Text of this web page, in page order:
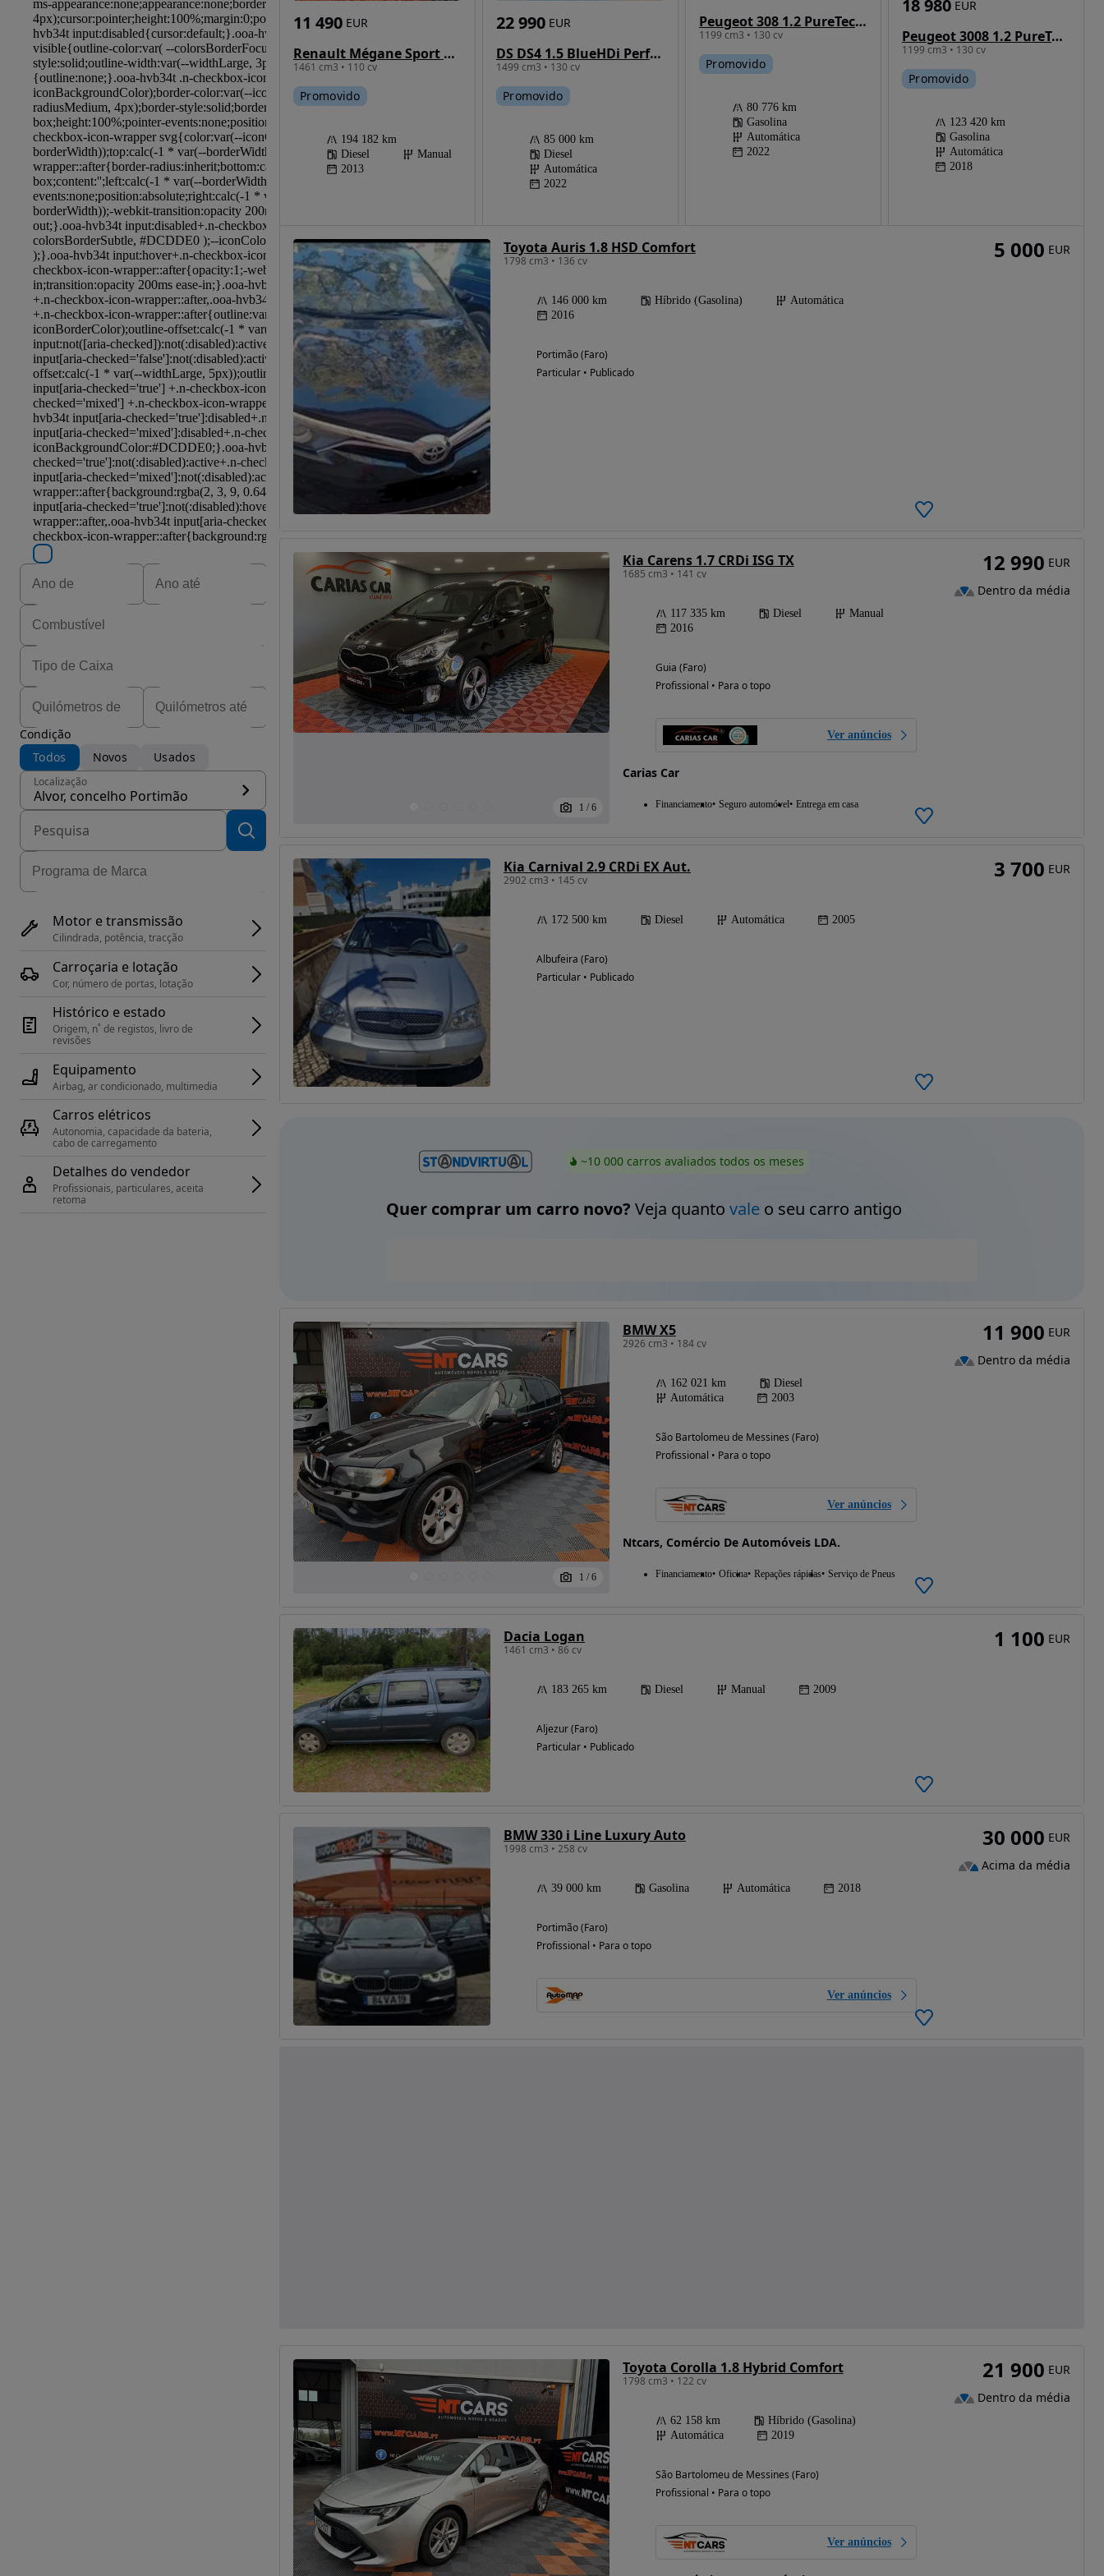
Condição
Todos
Novos Usados
Localização
Alvor, concelho Portimão
Motor e transmissão
Cilindrada, potência, tracção
Carroçaria e lotação
Cor, número de portas, lotação
Histórico e estado
Origem, n˚ de registos, livro de
revisões
Equipamento
Airbag, ar condicionado, multimedia
Carros elétricos
Autonomia, capacidade da bateria,
cabo de carregamento
Detalhes do vendedor
Profissionais, particulares, aceita
retoma
Renault Mégane Sport Tourer 1.5 dCi Bose Edition SS
1461 cm3 • 110 cv
11 490 EUR
Promovido
194 182 km
Diesel
Manual
2013
DS DS4 1.5 BlueHDi Performance Line EAT8
1499 cm3 • 130 cv
22 990 EUR
Promovido
85 000 km
Diesel
Automática
2022
Peugeot 308 1.2 PureTech GT EAT8
1199 cm3 • 130 cv
Promovido
80 776 km
Gasolina
Automática
2022
Peugeot 3008 1.2 PureTech Allure EAT6
1199 cm3 • 130 cv
18 980 EUR
Promovido
123 420 km
Gasolina
Automática
2018
Toyota Auris 1.8 HSD Comfort
1798 cm3 • 136 cv
146 000 km Híbrido (Gasolina)
Automática
2016
Portimão (Faro)
Particular • Publicado
5 000 EUR
1 / 6
Kia Carens 1.7 CRDi ISG TX
1685 cm3 • 141 cv
117 335 km Diesel
Manual
2016
Guia (Faro)
Profissional • Para o topo
Ver anúncios
Carias Car
Financiamento Seguro automóvel Entrega em casa
12 990 EUR
Dentro da média
Kia Carnival 2.9 CRDi EX Aut.
2902 cm3 • 145 cv
172 500 km Diesel Automática 2005
Albufeira (Faro)
Particular • Publicado
3 700 EUR
~10 000 carros avaliados todos os meses
Quer comprar um carro novo? Veja quanto valeo seu carro antigo
1 / 6
BMW X5
2926 cm3 • 184 cv
162 021 km
Diesel
Automática
2003
São Bartolomeu de Messines (Faro)
Profissional • Para o topo
Ver anúncios
Ntcars, Comércio De Automóveis LDA.
Financiamento Oficina Repações rápidas Serviço de Pneus
11 900 EUR
Dentro da média
Dacia Logan
1461 cm3 • 86 cv
183 265 km Diesel Manual 2009
Aljezur (Faro)
Particular • Publicado
1 100 EUR
BMW 330 i Line Luxury Auto
1998 cm3 • 258 cv
39 000 km Gasolina Automática 2018
Portimão (Faro)
Profissional • Para o topo
Ver anúncios
30 000 EUR
Acima da média
Toyota Corolla 1.8 Hybrid Comfort
1798 cm3 • 122 cv
62 158 km
Híbrido (Gasolina)
Automática
2019
São Bartolomeu de Messines (Faro)
Profissional • Para o topo
Ver anúncios
21 900 EUR
Dentro da média